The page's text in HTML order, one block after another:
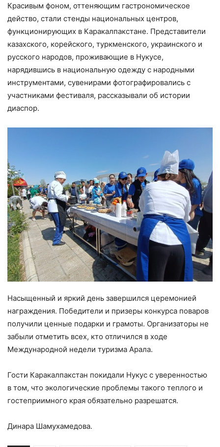
Красивым фоном, оттеняющим гастрономическое
действо, стали стенды национальных центров,
функционирующих в Каракалпакстане. Представители
казахского, корейского, туркменского, украинского и
русского народов, проживающие в Нукусе,
нарядившись в национальную одежду с народными
инструментами, сувенирами фотографировались с
участниками фестиваля, рассказывали об истории
диаспор.
Насыщенный и яркий день завершился церемонией
награждения. Победители и призеры конкурса поваров
получили ценные подарки и грамоты. Организаторы не
забыли отметить всех, кто отличился в ходе
Международной недели туризма Арала.
Гости Каракалпакстан покидали Нукус с уверенностью
в том, что экологические проблемы такого теплого и
гостеприимного края обязательно разрешатся.
Динара Шамухамедова.